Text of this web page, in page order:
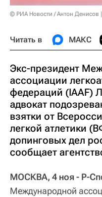
© РИА Новости / Антон Денисов
Читать в МАКС
Экс-президент
ассоциации
федераций (IAAF)
адвокат
взятки от
легкой атлетики
допинговых дел
сообщает
МОСКВА, 4 ноя - Р-
Международной